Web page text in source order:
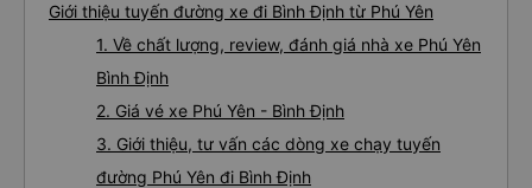
Giới thiệu tuyến đường xe đi Bình Định từ Phú Yên
1. Về chất lượng, review, đánh giá nhà xe Phú Yên
Bình Định
2. Giá vé xe Phú Yên - Bình Định
3. Giới thiệu, tư vấn các dòng xe chạy tuyến
đường Phú Yên đi Bình Định